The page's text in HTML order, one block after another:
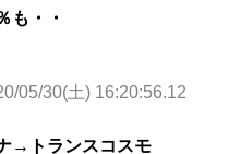
も・・
05/30(土) 16:20:56.12
→トランスコスモ